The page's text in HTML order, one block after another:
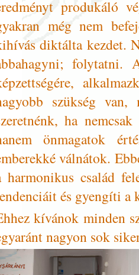
produkáló
még nem
diktálta kezdet.
folytatni.
szükség
ha
önmagatok
válnátok.
harmonikus család
és gyengíti a
kívánok minden
nagyon sok